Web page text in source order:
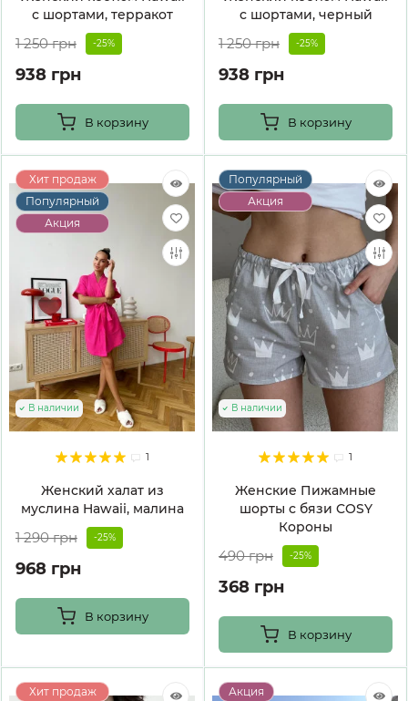
с шортами, терракот
1 250 грн -25%
938 грн
В корзину
с шортами, черный
1 250 грн -25%
938 грн
В корзину
Хит продаж
Популярный
Акция
1
Женский халат из
муслина Hawaii, малина
В наличии
1 290 грн -25%
968 грн
В корзину
Популярный
Акция
1
Женские Пижамные
шорты с бязи COSY
Короны
В наличии
490 грн -25%
368 грн
В корзину
Хит продаж Акция